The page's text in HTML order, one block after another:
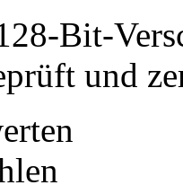
Bit-
und